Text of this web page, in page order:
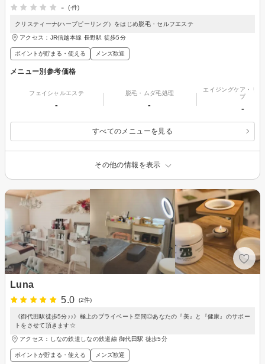
-
(-件)
クリスティーナ(ハーブピーリング）をはじめ脱毛・セルフエステ
アクセス：JR信越本線 長野駅 徒歩5分
ポイントが貯まる・使える メンズ歓迎
メニュー別参考価格
フェイシャルエステ
-
脱毛・ムダ毛処理
-
エイジングケア・リ
プ
-
すべてのメニューを見る
その他の情報を表示
Luna
5.0
(2件)
《御代田駅徒歩5分♪♪》極上のプライベート空間◎あなたの『美』と『健康』のサポー
トをさせて頂きます☆
アクセス：しなの鉄道しなの鉄道線 御代田駅 徒歩5分
ポイントが貯まる・使える メンズ歓迎